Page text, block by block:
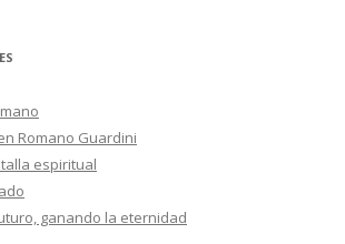
Romano Guardini
espiritual
ganando la eternidad